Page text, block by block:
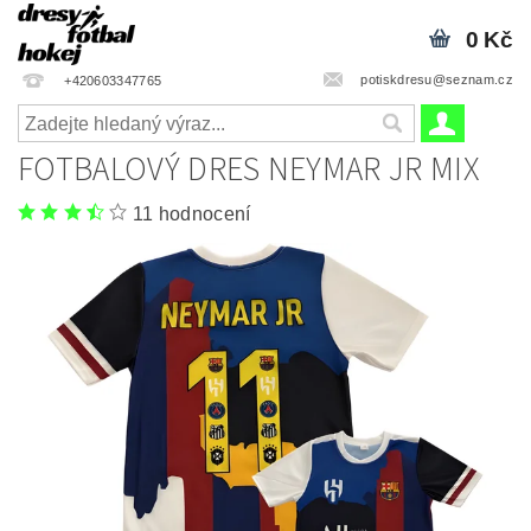
+420603347765 potiskdresu@seznam.cz
0 Kč
FOTBALOVÝ DRES NEYMAR JR MIX
11 hodnocení